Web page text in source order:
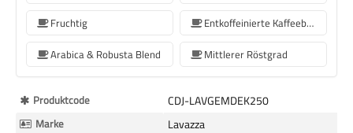
Fruchtig
Entkoffeinierte Kaffeebohnen
Arabica & Robusta Blend
Mittlerer Röstgrad
Mehr
Informationen
Produktcode CDJ-LAVGEMDEK250
Marke Lavazza